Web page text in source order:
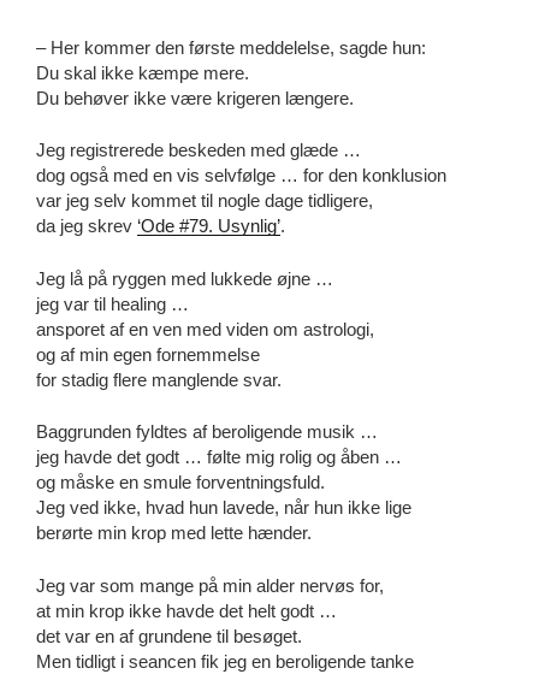
– Her kommer den første meddelelse, sagde hun:
Du skal ikke kæmpe mere.
Du behøver ikke være krigeren længere.
Jeg registrerede beskeden med glæde …
dog også med en vis selvfølge … for den konklusion
var jeg selv kommet til nogle dage tidligere,
da jeg skrev ‘Ode #79. Usynlig’.
Jeg lå på ryggen med lukkede øjne …
jeg var til healing …
ansporet af en ven med viden om astrologi,
og af min egen fornemmelse
for stadig flere manglende svar.
Baggrunden fyldtes af beroligende musik …
jeg havde det godt … følte mig rolig og åben …
og måske en smule forventningsfuld.
Jeg ved ikke, hvad hun lavede, når hun ikke lige
berørte min krop med lette hænder.
Jeg var som mange på min alder nervøs for,
at min krop ikke havde det helt godt …
det var en af grundene til besøget.
Men tidligt i seancen fik jeg en beroligende tanke